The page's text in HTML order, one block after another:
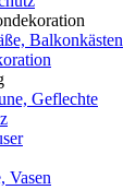
Balkonkästen
Geflechte
Vasen